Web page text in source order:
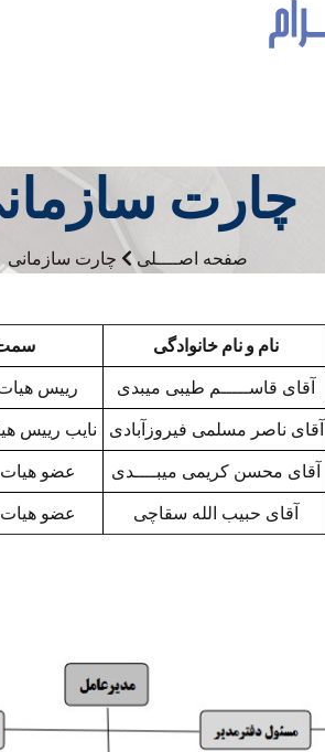
چارت
صفحه اصــــلی چارت سازمانی
نام و نام خانوادگی
رییس
آقای قاســـــم طیبی میبدی
نایب رییس
آقای ناصر مسلمی فیروزآبادی
عضو
آقای محسن کریمی میبــــدی
عضو
آقای حبیب الله سقاچی